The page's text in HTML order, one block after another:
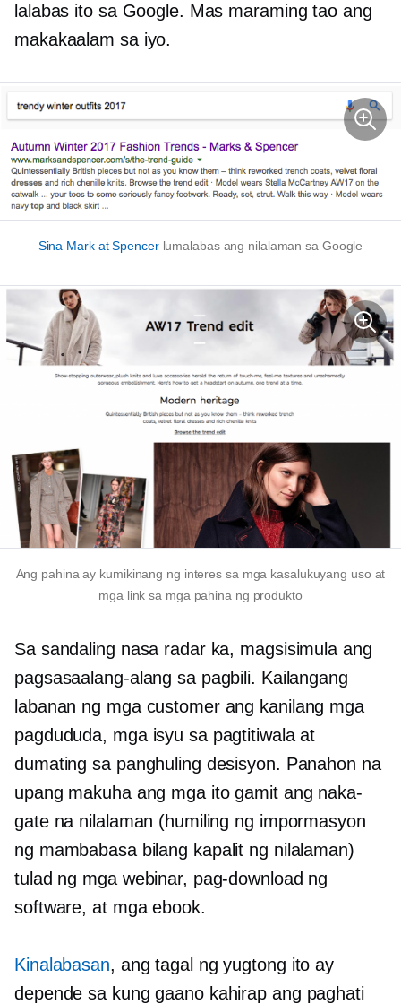
lalabas ito sa Google. Mas maraming tao ang
makakaalam sa iyo.
Sina Mark at Spencerlumalabas ang nilalaman sa Google
Ang pahina ay kumikinang ng interes sa mga kasalukuyang uso at
mga link sa mga pahina ng produkto
Sa sandaling nasa radar ka, magsisimula ang
pagsasaalang-alang sa pagbili. Kailangang
labanan ng mga customer ang kanilang mga
pagdududa, mga isyu sa pagtitiwala at
dumating sa panghuling desisyon. Panahon na
upang makuha ang mga ito gamit ang naka-
gate na nilalaman (humiling ng impormasyon
ng mambabasa bilang kapalit ng nilalaman)
tulad ng mga webinar, pag-download ng
software, at mga ebook.
Kinalabasan, ang tagal ng yugtong ito ay
depende sa kung gaano kahirap ang paghati